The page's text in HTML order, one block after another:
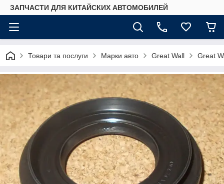
ЗАПЧАСТИ ДЛЯ КИТАЙСКИХ АВТОМОБИЛЕЙ
Товари та послуги Марки авто Great Wall Great